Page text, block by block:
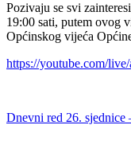
Pozivaju se svi
19:00 sati, putem ovog
Općinskog vijeća
https://youtube.com/
Dnevni red 26. sjednice